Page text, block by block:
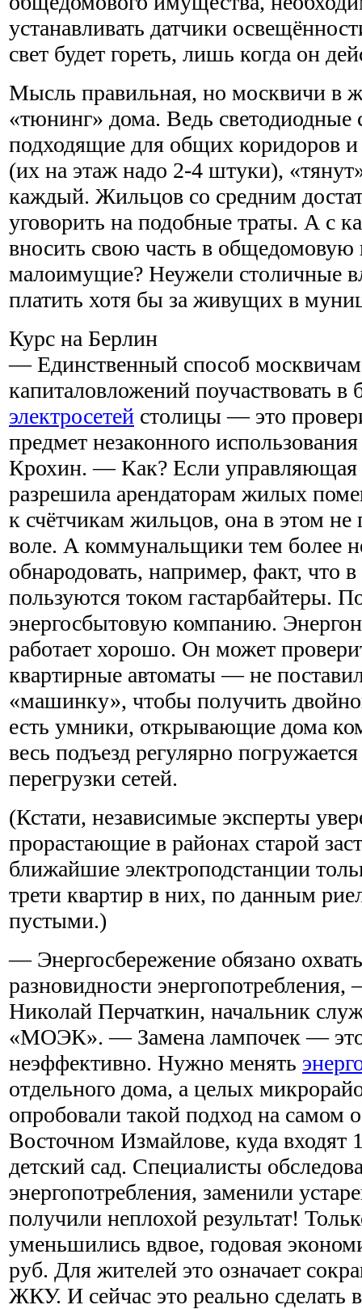
устанавливать датчики
свет будет гореть, лишь когда он
Мысль правильная, но москвичи в
«тюнинг» дома. Ведь светодиодные
подходящие для общих коридоров
(их на этаж надо 2-4 штуки),
каждый. Жильцов со средним
уговорить на подобные траты. А с
вносить свою часть в
малоимущие? Неужели столичные
платить хотя бы за живущих в
Курс на Берлин
— Единственный способ москвичам
капиталовложений поучаствовать в
электросетей столицы — это
предмет незаконного
Крохин. — Как? Если управляющая
разрешила арендаторам жилых
к счётчикам жильцов, она в этом не
воле. А коммунальщики тем более
обнародовать, например, факт, что
пользуются током гастарбайтеры.
энергосбытовую компанию.
работает хорошо. Он может
квартирные автоматы — не
«машинку», чтобы получить
есть умники, открывающие дома
весь подъезд регулярно
перегрузки сетей.
(Кстати, независимые эксперты
прорастающие в районах старой
ближайшие электроподстанции
трети квартир в них, по данным
пустыми.)
— Энергосбережение обязано
разновидности
Николай Перчаткин, начальник
«МОЭК». — Замена лампочек —
неэффективно. Нужно менять
отдельного дома, а целых
опробовали такой подход на самом
Восточном Измайлове, куда входят
детский сад. Специалисты
энергопотребления, заменили
получили неплохой результат!
уменьшились вдвое, годовая
руб. Для жителей это означает
ЖКУ. И сейчас это реально сделать